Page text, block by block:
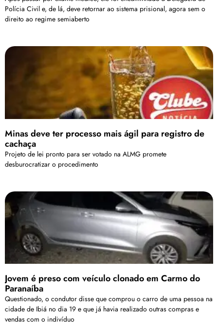
Polícia Civil e, de lá, deve retornar ao sistema prisional, agora sem o
direito ao regime semiaberto
Minas deve ter processo mais ágil para registro de
cachaça
Projeto de lei pronto para ser votado na ALMG promete
desburocratizar o procedimento
Jovem é preso com veículo clonado em Carmo do
Paranaíba
Questionado, o condutor disse que comprou o carro de uma pessoa na
cidade de Ibiá no dia 19 e que já havia realizado outras compras e
vendas com o indivíduo